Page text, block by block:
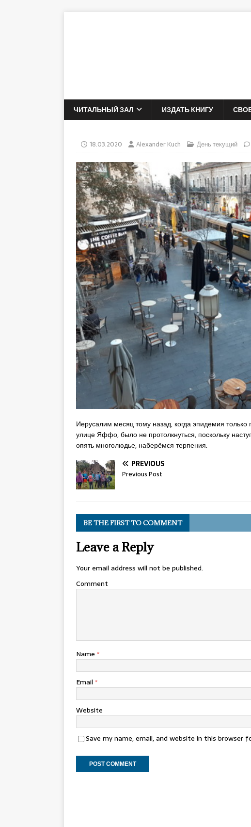
ЧИТАЛЬНЫЙ ЗАЛ ИЗДАТЬ КНИГУ
18.03.2020 Alexander Kuch День текущий
Иерусалим месяц тому назад, когда эпидемия
улице Яффо, было не протолкнуться, поскольку
опять многолюдье, наберёмся терпения.
PREVIOUS
Previous Post
BE THE FIRST TO COMMENT
Leave a Reply
Your email address will not be published.
Comment
Name *
Email *
Website
Save my name, email, and website in this